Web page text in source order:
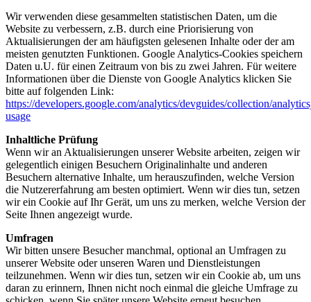
Wir verwenden diese gesammelten statistischen Daten, um die
Website zu verbessern, z.B. durch eine Priorisierung von
Aktualisierungen der am häufigsten gelesenen Inhalte oder der am
meisten genutzten Funktionen. Google Analytics-Cookies speichern
Daten u.U. für einen Zeitraum von bis zu zwei Jahren. Für weitere
Informationen über die Dienste von Google Analytics klicken Sie
bitte auf folgenden Link:
https://developers.google.com/analytics/devguides/collection/
usage
Inhaltliche Prüfung
Wenn wir an Aktualisierungen unserer Website arbeiten, zeigen wir
gelegentlich einigen Besuchern Originalinhalte und anderen
Besuchern alternative Inhalte, um herauszufinden, welche Version
die Nutzererfahrung am besten optimiert. Wenn wir dies tun, setzen
wir ein Cookie auf Ihr Gerät, um uns zu merken, welche Version der
Seite Ihnen angezeigt wurde.
Umfragen
Wir bitten unsere Besucher manchmal, optional an Umfragen zu
unserer Website oder unseren Waren und Dienstleistungen
teilzunehmen. Wenn wir dies tun, setzen wir ein Cookie ab, um uns
daran zu erinnern, Ihnen nicht noch einmal die gleiche Umfrage zu